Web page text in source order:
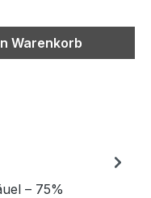
Warenkorb
– 75%